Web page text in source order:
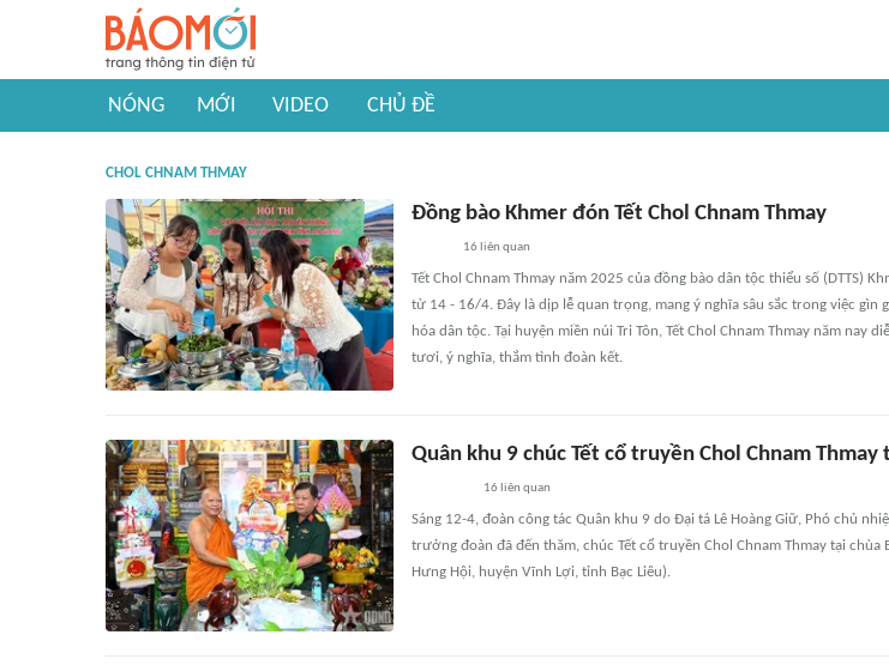
NÓNG MỚI VIDEO CHỦ ĐỀ
CHOL CHNAM THMAY
Đồng bào Khmer đón Tết Chol Chnam Thmay
16 liên quan
Tết Chol Chnam Thmay năm 2025 của đồng bào dân tộc thiểu số (DTTS)
từ 14 - 16/4. Đây là dịp lễ quan trọng, mang ý nghĩa sâu sắc trong việc gìn
hóa dân tộc. Tại huyện miền núi Tri Tôn, Tết Chol Chnam Thmay năm nay
tươi, ý nghĩa, thắm tình đoàn kết.
Quân khu 9 chúc Tết cổ truyền Chol Chnam Thmay
16 liên quan
Sáng 12-4, đoàn công tác Quân khu 9 do Đại tá Lê Hoàng Giữ, Phó chủ
trưởng đoàn đã đến thăm, chúc Tết cổ truyền Chol Chnam Thmay tại chùa
Hưng Hội, huyện Vĩnh Lợi, tỉnh Bạc Liêu).